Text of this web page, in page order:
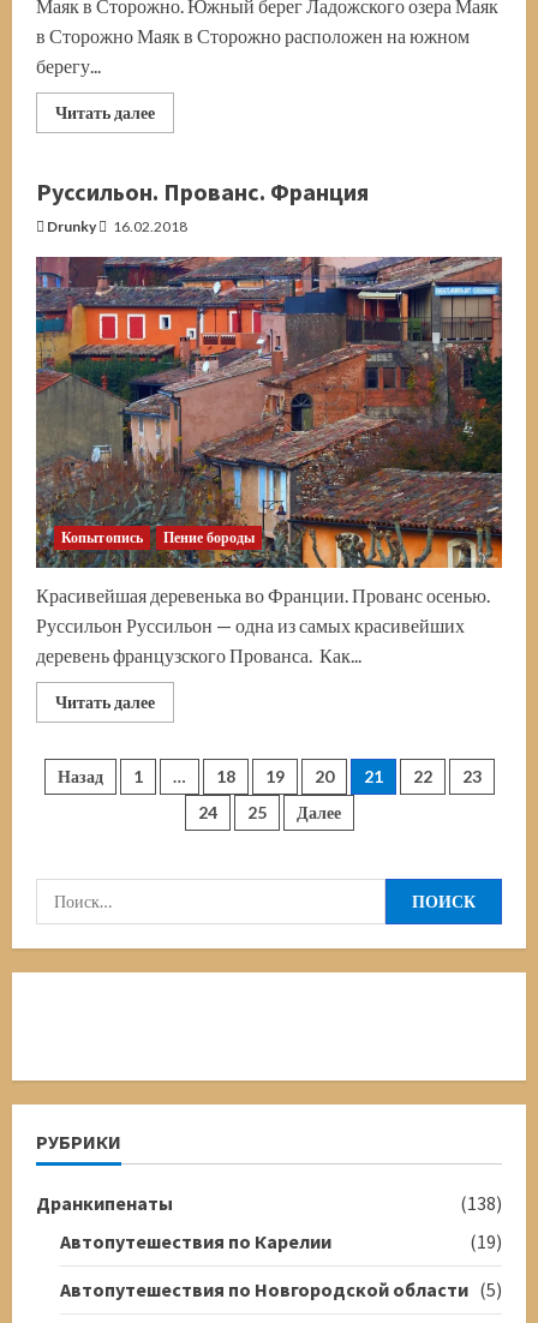
Маяк в Сторожно. Южный берег Ладожского озера Маяк
в Сторожно Маяк в Сторожно расположен на южном
берегу...
Читать далееПрочитать
больше
«традиционный»
высоте
в
России
Руссильон. Прованс. Франция
Drunky 16.02.2018
Копытопись Пение бороды
Красивейшая деревенька во Франции. Прованс осенью.
Руссильон Руссильон — одна из самых красивейших
деревень французского Прованса. Как...
Читать далееПрочитать
больше
Прованс.
Франция
Пагинация
Назад 1 … 18 19 20 21 22
23
24
25 Далее
Найти:
РУБРИКИ
Дранкипенаты
(138)
Автопутешествия по Карелии
(19)
Автопутешествия по Новгородской области (5)